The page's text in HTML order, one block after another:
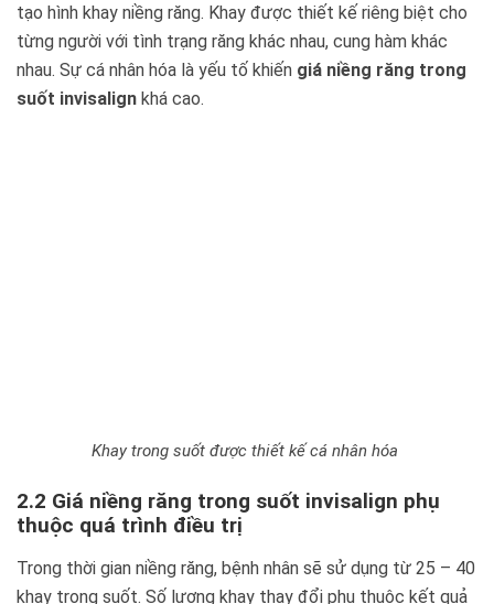
tạo hình khay niềng răng. Khay được thiết kế riêng biệt cho
từng người với tình trạng răng khác nhau, cung hàm khác
nhau. Sự cá nhân hóa là yếu tố khiến giá niềng răng trong
suốt invisalign khá cao.
Khay trong suốt được thiết kế cá nhân hóa
2.2 Giá niềng răng trong suốt invisalign phụ
thuộc quá trình điều trị
Trong thời gian niềng răng, bệnh nhân sẽ sử dụng từ 25 – 40
khay trong suốt. Số lượng khay thay đổi phụ thuộc kết quả